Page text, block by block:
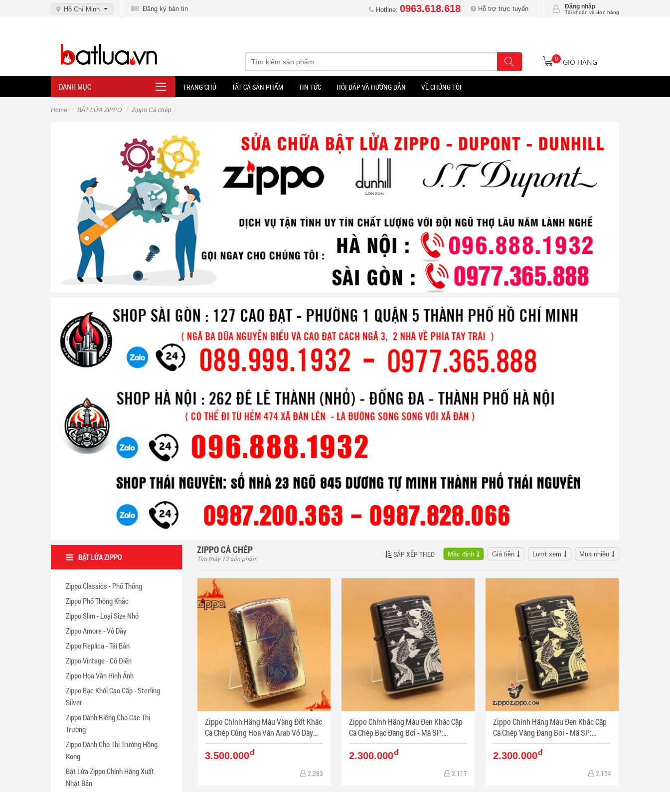
Hồ Chí Minh Đăng ký bản tin Hotline: 0963.618.618 Hỗ trợ trực tuyến Đăng nhập
Tài khoản và đơn hàng
0 GIỎ HÀNG
DANH MỤC TRANG CHỦ TẤT CẢ SẢN PHẨM TIN TỨC HỎI ĐÁP VÀ HƯỚNG DẪN VỀ CHÚNG TÔI
Home BẬT LỬA ZIPPO Zippo Cá chép
ZIPPO CÁ CHÉP
Tìm thấy 13 sản phẩm SẮP XẾP THEO Mặc định Giá tiền Lượt xem Mua nhiều
Zippo Chính Hãng Màu Vàng Đốt Khắc
Cá Chép Cùng Hoa Văn Arab Vỏ Dày
Armor - Mã SP: ZPC1099
3.500.000đ
2.283
Zippo Chính Hãng Màu Đen Khắc Cặp
Cá Chép Bạc Đang Bơi - Mã SP:
ZPC01058
2.300.000đ
2.117
Zippo Chính Hãng Màu Đen Khắc Cặp
Cá Chép Vàng Đang Bơi - Mã SP:
ZPC01056
2.300.000đ
2.154
BẬT LỬA ZIPPO
Zippo Classics - Phổ Thông
Zippo Phổ Thông Khắc
Zippo Slim - Loại Size Nhỏ
Zippo Amore - Vỏ Dầy
Zippo Replica - Tái Bản
Zippo Vintage - Cổ Điển
Zippo Hoa Văn Hình Ảnh
Zippo Bạc Khối Cao Cấp - Sterling
Silver
Zippo Dành Riêng Cho Các Thị
Trường
Zippo Dành Cho Thị Trường Hồng
Kong
Bật Lửa Zippo Chính Hãng Xuất
Nhật Bản